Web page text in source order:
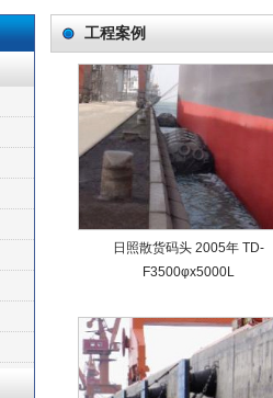
工程案例
日照散货码头 2005年 TD-
F3500φx5000L